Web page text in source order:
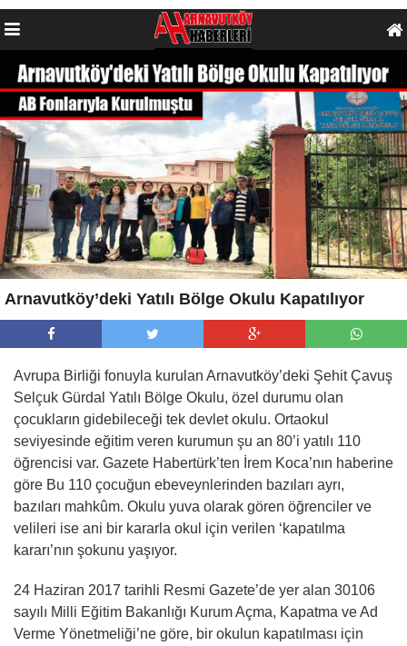
Arnavutköy’deki Yatılı Bölge Okulu Kapatılıyor
Avrupa Birliği fonuyla kurulan Arnavutköy’deki Şehit Çavuş
Selçuk Gürdal Yatılı Bölge Okulu, özel durumu olan
çocukların gidebileceği tek devlet okulu. Ortaokul
seviyesinde eğitim veren kurumun şu an 80’i yatılı 110
öğrencisi var. Gazete Habertürk’ten İrem Koca’nın haberine
göre Bu 110 çocuğun ebeveynlerinden bazıları ayrı,
bazıları mahkûm. Okulu yuva olarak gören öğrenciler ve
velileri ise ani bir kararla okul için verilen ‘kapatılma
kararı’nın şokunu yaşıyor.
24 Haziran 2017 tarihli Resmi Gazete’de yer alan 30106
sayılı Milli Eğitim Bakanlığı Kurum Açma, Kapatma ve Ad
Verme Yönetmeliği’ne göre, bir okulun kapatılması için